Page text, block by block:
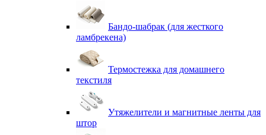
Бандо-шабрак (для жесткого
ламбрекена)
Термостежка для домашнего
текстиля
Утяжелители и магнитные ленты для
штор